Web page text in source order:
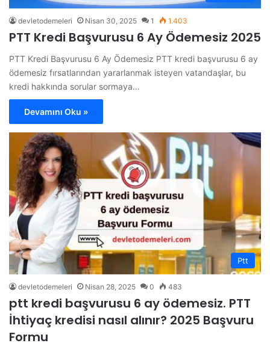
devletodemeleri Nisan 30, 2025 1 1.403
PTT Kredi Başvurusu 6 Ay Ödemesiz 2025
PTT Kredi Başvurusu 6 Ay Ödemesiz PTT kredi başvurusu 6 ay
ödemesiz fırsatlarından yararlanmak isteyen vatandaşlar, bu
kredi hakkında sorular sormaya…
Devamını Oku »
Ptt
devletodemeleri Nisan 28, 2025 0 483
ptt kredi başvurusu 6 ay ödemesiz. PTT
İhtiyaç kredisi nasıl alınır? 2025 Başvuru
Formu